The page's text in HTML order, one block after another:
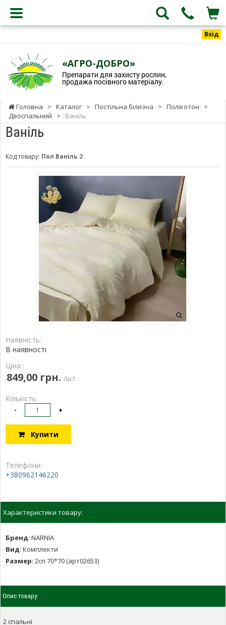
Вхід
«АГРО-ДОБРО»
Препарати для захисту рослин,
продажа посівного матеріалу.
Головна > Каталог > Постільна білизна > Полікотон
>
Двоспальний
> Ваніль
Ваніль
Код товару: Пол Ваніль 2
Наявність:
В наявності
Ціна :
849,00 грн. /шт
Кількість:
- +
Купити
Телефони:
+380962146220
Характеристики товару:
Бренд: NARNIA
Вид: Комплекти
Размер: 2сп 70*70 (арт02653)
Опис товару
2 спальні